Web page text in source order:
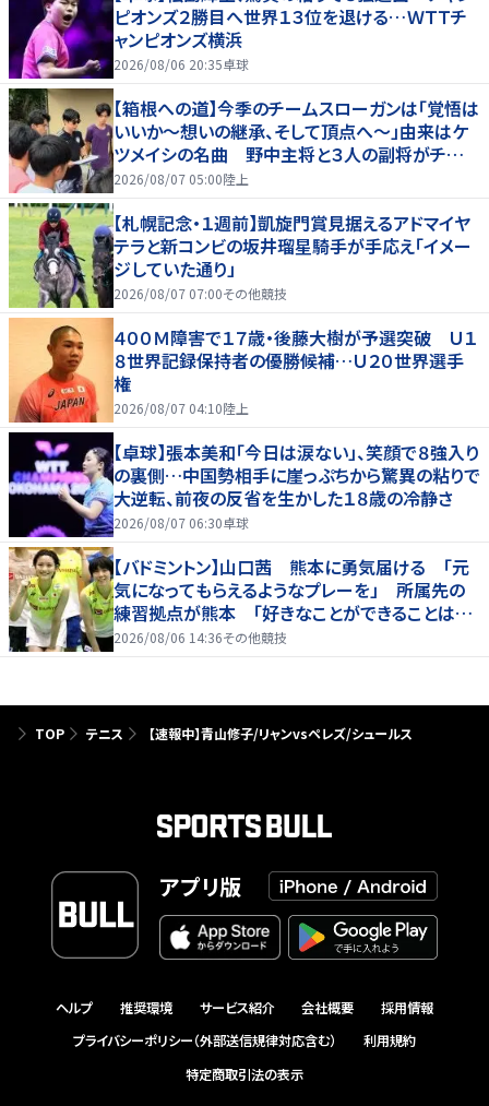
ピオンズ２勝目へ世界１３位を退ける…ＷＴＴチ
ャンピオンズ横浜
2026/08/06 20:35卓球
【箱根への道】今季のチームスローガンは「覚悟は
いいか～想いの継承、そして頂点へ～」由来はケ
ツメイシの名曲 野中主将と３人の副将がチーム
を引っ張る…夏合宿特集第１弾、国学院大
2026/08/07 05:00陸上
【札幌記念・１週前】凱旋門賞見据えるアドマイヤ
テラと新コンビの坂井瑠星騎手が手応え「イメー
ジしていた通り」
2026/08/07 07:00その他競技
４００Ｍ障害で１７歳・後藤大樹が予選突破 Ｕ１
８世界記録保持者の優勝候補…Ｕ２０世界選手
権
2026/08/07 04:10陸上
【卓球】張本美和「今日は涙ない」、笑顔で８強入り
の裏側…中国勢相手に崖っぷちから驚異の粘りで
大逆転、前夜の反省を生かした１８歳の冷静さ
2026/08/07 06:30卓球
【バドミントン】山口茜 熊本に勇気届ける 「元
気になってもらえるようなプレーを」 所属先の
練習拠点が熊本 「好きなことができることは当
たり前じゃない」
2026/08/06 14:36その他競技
TOP テニス 【速報中】青山修子/リャンvsペレズ/シュールス
アプリ版
ヘルプ 推奨環境 サービス紹介 会社概要
採用情報
プライバシーポリシー（外部送信規律対応含む）
利用規約
特定商取引法の表示